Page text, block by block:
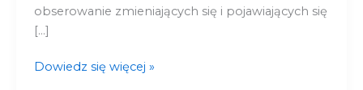
obserowanie zmieniających się i pojawiających się
[…]
Dowiedz się więcej »